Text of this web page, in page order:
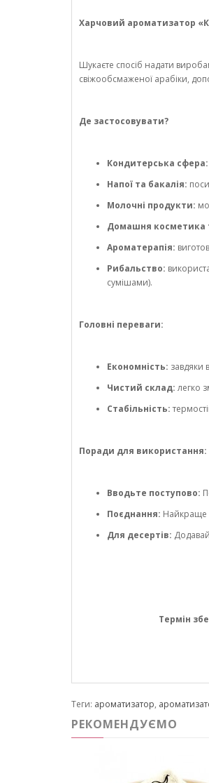
Харчовий ароматизатор
Шукаєте спосіб надати
свіжообсмаженої арабіки,
Де застосовувати?
Кондитерська сфера:
Напої та бакалія:
Молочні продукти:
Домашня косметика
Ароматерапія:
Рибальство:
сумішами).
Головні переваги:
Економність: завдяки
Чистий склад: легко
Стабільність:
Поради для використання:
Вводьте поступово:
Поєднання: Найкраще
Для десертів:
Термін
Теги: ароматизатор,
РЕКОМЕНДУЄМО